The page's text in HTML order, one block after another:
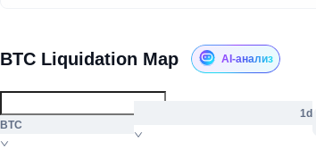
BTC Liquidation Map AI-анализ
BTC
1d